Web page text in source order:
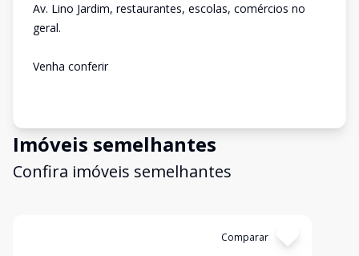
Av. Lino Jardim, restaurantes, escolas, comércios no
geral.
Venha conferir
Imóveis semelhantes
Confira imóveis semelhantes
Comparar